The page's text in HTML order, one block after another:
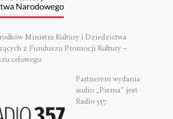
Ministra Kultury i Dziedzictwa
z Funduszu Promocji Kultury –
celowego
Partnerem wydania
audio „Pisma” jest
Radio 357.